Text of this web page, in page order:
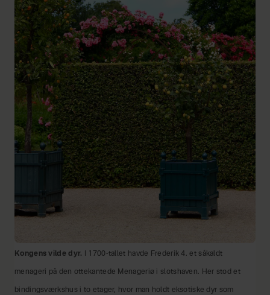
Kongens vilde dyr. I 1700-tallet havde Frederik 4. et såkaldt
menageri på den ottekantede Menageriø i slotshaven. Her stod et
bindingsværkshus i to etager, hvor man holdt eksotiske dyr som